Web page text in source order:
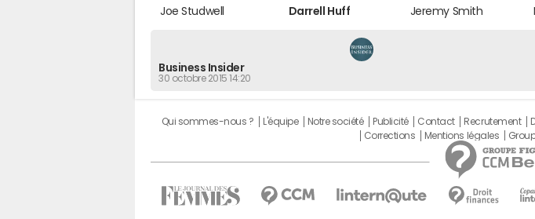
Joe Studwell Darrell Huff Jeremy Smith
Business Insider
30 octobre 2015 14:20
Qui sommes-nous ? L'équipe Notre société Publicité Contact Recrutement
Corrections
Mentions légales